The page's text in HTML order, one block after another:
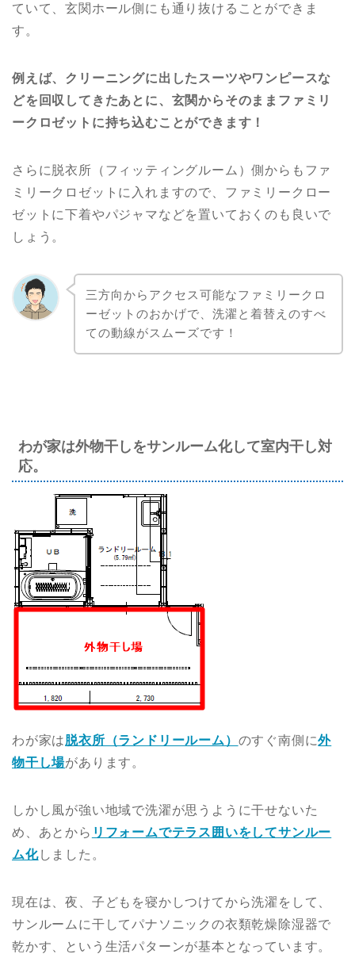
ていて、玄関ホール側にも通り抜けることができま
す。
例えば、クリーニングに出したスーツやワンピースな
どを回収してきたあとに、玄関からそのままファミリ
ークロゼットに持ち込むことができます！
さらに脱衣所（フィッティングルーム）側からもファ
ミリークロゼットに入れますので、ファミリークロー
ゼットに下着やパジャマなどを置いておくのも良いで
しょう。
三方向からアクセス可能なファミリークロ
ーゼットのおかげで、洗濯と着替えのすべ
ての動線がスムーズです！
わが家は外物干しをサンルーム化して室内干し対
応。
わが家は脱衣所（ランドリールーム） のすぐ南側に外
物干し場があります。
しかし風が強い地域で洗濯が思うように干せないた
め、あとから リフォームでテラス囲いをしてサンルー
ム化しました。
現在は、夜、子どもを寝かしつけてから洗濯をして、
サンルームに干してパナソニックの衣類乾燥除湿器で
乾かす、という生活パターンが基本となっています。